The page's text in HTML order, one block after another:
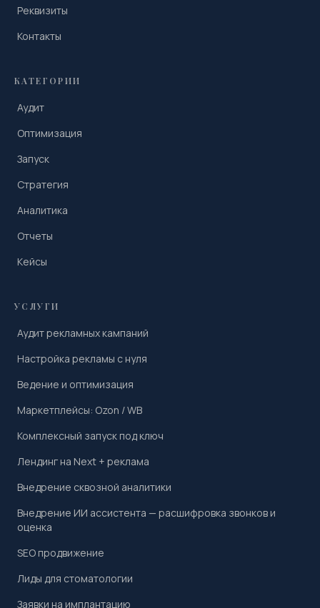
Реквизиты
Контакты
КАТЕГОРИИ
Аудит
Оптимизация
Запуск
Стратегия
Аналитика
Отчеты
Кейсы
УСЛУГИ
Аудит рекламных кампаний
Настройка рекламы с нуля
Ведение и оптимизация
Маркетплейсы: Ozon / WB
Комплексный запуск под ключ
Лендинг на Next + реклама
Внедрение сквозной аналитики
Внедрение ИИ ассистента — расшифровка звонков и
оценка
SEO продвижение
Лиды для стоматологии
Заявки на имплантацию